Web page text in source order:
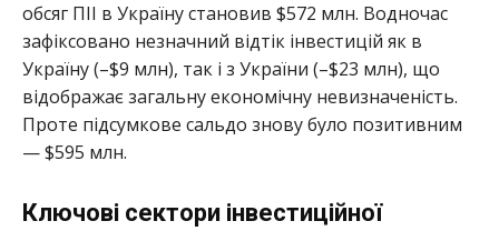
обсяг ПІІ в Україну становив $572 млн. Водночас
зафіксовано незначний відтік інвестицій як в
Україну (–$9 млн), так і з України (–$23 млн), що
відображає загальну економічну невизначеність.
Проте підсумкове сальдо знову було позитивним
— $595 млн.
Ключові сектори інвестиційної